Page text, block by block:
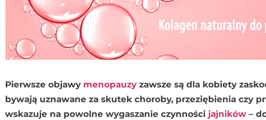
Pierwsze objawy menopauzy zawsze są dla kobiety
bywają uznawane za skutek choroby, przeziębienia czy
wskazuje na powolne wygaszanie czynności jajników –